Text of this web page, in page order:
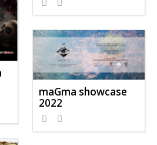
maGma showcase
2022